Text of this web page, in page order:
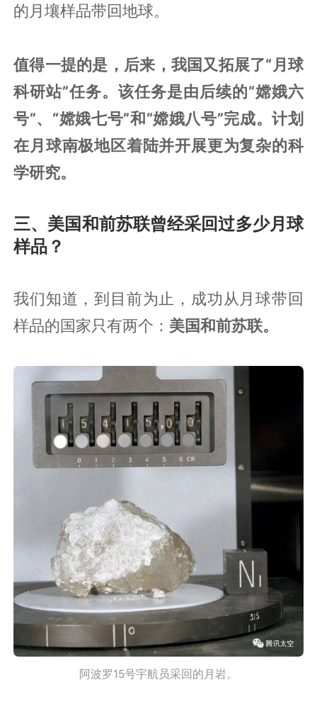
的月壤样品带回地球。
值得一提的是，后来，我国又拓展了“月球
科研站”任务。该任务是由后续的“嫦娥六
号”、“嫦娥七号”和“嫦娥八号”完成。计划
在月球南极地区着陆并开展更为复杂的科
学研究。
三、美国和前苏联曾经采回过多少月球
样品？
我们知道，到目前为止，成功从月球带回
样品的国家只有两个： 美国和前苏联。
阿波罗15号宇航员采回的月岩。